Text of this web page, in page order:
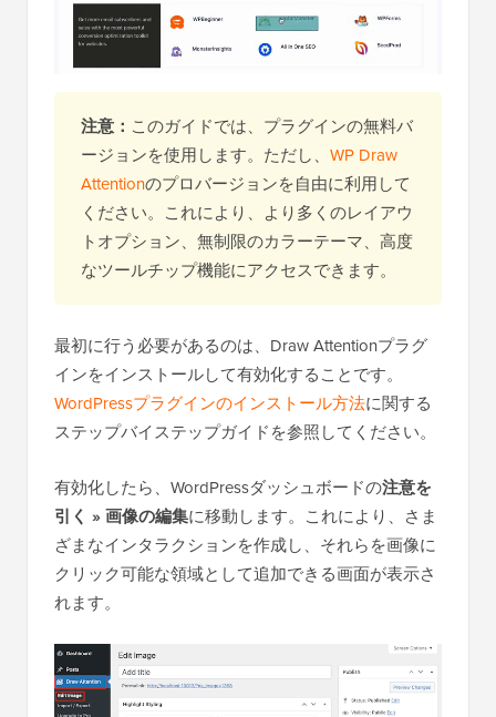
注意： このガイドでは、プラグインの無料バ
ージョンを使用します。ただし、 WP Draw
Attentionのプロバージョンを自由に利用して
ください。これにより、より多くのレイアウ
トオプション、無制限のカラーテーマ、高度
なツールチップ機能にアクセスできます。
最初に行う必要があるのは、Draw Attentionプラグ
インをインストールして有効化することです。
WordPressプラグインのインストール方法に関する
ステップバイステップガイドを参照してください。
有効化したら、WordPressダッシュボードの注意を
引く » 画像の編集に移動します。これにより、さま
ざまなインタラクションを作成し、それらを画像に
クリック可能な領域として追加できる画面が表示さ
れます。